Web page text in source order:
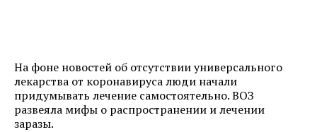
На фоне новостей об отсутствии универсального
лекарства от коронавируса люди начали
придумывать лечение самостоятельно. ВОЗ
развеяла мифы о распространении и лечении
заразы.